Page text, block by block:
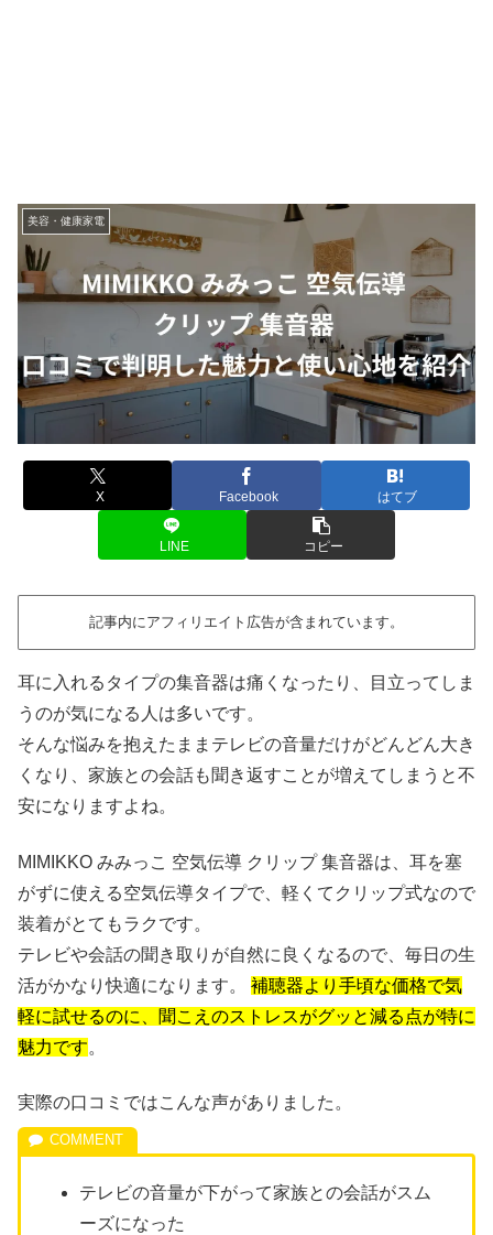
美容・健康家電
X Facebook はてブ
LINE コピー
記事内にアフィリエイト広告が含まれています。
耳に入れるタイプの集音器は痛くなったり、目立ってしま
うのが気になる人は多いです。
そんな悩みを抱えたままテレビの音量だけがどんどん大き
くなり、家族との会話も聞き返すことが増えてしまうと不
安になりますよね。
MIMIKKO みみっこ 空気伝導 クリップ 集音器は、耳を塞
がずに使える空気伝導タイプで、軽くてクリップ式なので
装着がとてもラクです。
テレビや会話の聞き取りが自然に良くなるので、毎日の生
活がかなり快適になります。 補聴器より手頃な価格で気
軽に試せるのに、聞こえのストレスがグッと減る点が特に
魅力です。
実際の口コミではこんな声がありました。
テレビの音量が下がって家族との会話がスム
ーズになった